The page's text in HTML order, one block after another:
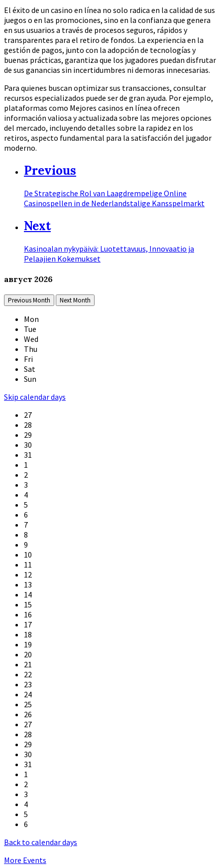
El éxito de un casino en línea no solo radica en la calidad de sus
juegos o en las promociones, sino en la confianza que genera
en sus usuarios a través de procesos seguros, rápidos y
transparentes para el retiro de fondos. La experiencia en la
gestión de pagos, junto con la adopción de tecnologías y
buenas prácticas, garantiza que los jugadores puedan disfrutar
de sus ganancias sin incertidumbres ni demoras innecesarias.
Para quienes buscan optimizar sus transacciones, consultar
recursos especializados puede ser de gran ayuda. Por ejemplo,
plataformas como Mejores casinos en línea ofrecen
información valiosa y actualizada sobre las mejores opciones
del mercado, incluyendo detalles sobre la rapidez en los
retiros, aspecto fundamental para la satisfacción del jugador
moderno.
Previous
De Strategische Rol van Laagdrempelige Online
Casinospellen in de Nederlandstalige Kansspelmarkt
Next
Kasinoalan nykypäivä: Luotettavuus, Innovaatio ja
Pelaajien Kokemukset
август 2026
Previous Month Next Month
Mon
Tue
Wed
Thu
Fri
Sat
Sun
Skip calendar days
27
28
29
30
31
1
2
3
4
5
6
7
8
9
10
11
12
13
14
15
16
17
18
19
20
21
22
23
24
25
26
27
28
29
30
31
1
2
3
4
5
6
Back to calendar days
More Events